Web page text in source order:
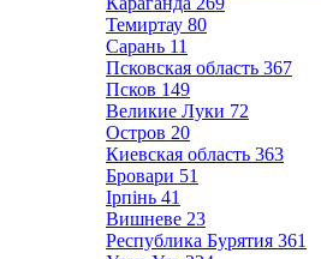
Темиртау 80
Сарань 11
Псковская область 367
Псков 149
Великие Луки 72
Остров 20
Киевская область 363
Бровари 51
Ірпінь 41
Вишневе 23
Республика Бурятия 361